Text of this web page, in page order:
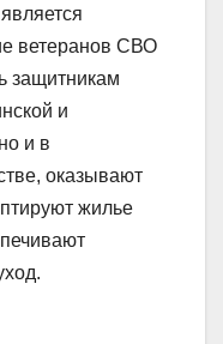
ветеранов СВО
защитникам
и
и в
оказывают
жилье